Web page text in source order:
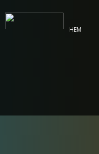
HEM